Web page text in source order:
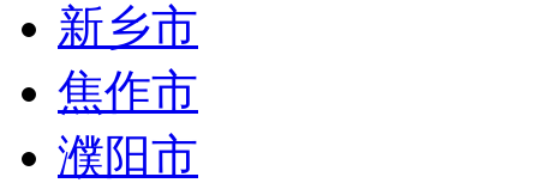
新乡市
焦作市
濮阳市